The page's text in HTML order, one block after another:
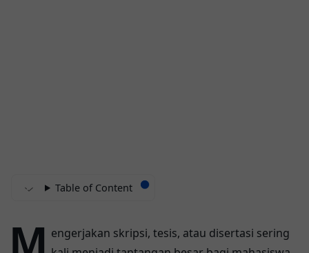
Table of Content
M engerjakan skripsi, tesis, atau disertasi sering